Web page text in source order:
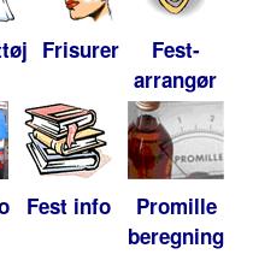
Frisurer
Fest-
arrangør
Fest info
Promille
beregning